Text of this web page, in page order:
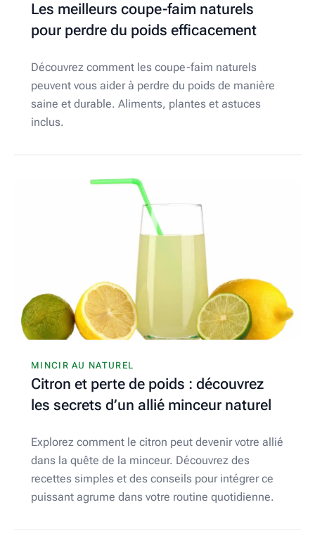
Les meilleurs coupe-faim naturels
pour perdre du poids efficacement
Découvrez comment les coupe-faim naturels
peuvent vous aider à perdre du poids de manière
saine et durable. Aliments, plantes et astuces
inclus.
MINCIR AU NATUREL
Citron et perte de poids : découvrez
les secrets d’un allié minceur naturel
Explorez comment le citron peut devenir votre allié
dans la quête de la minceur. Découvrez des
recettes simples et des conseils pour intégrer ce
puissant agrume dans votre routine quotidienne.